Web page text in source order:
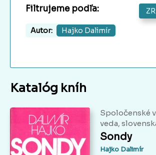
Filtrujeme podľa:
Autor: Hajko Dalimír
Katalóg kníh
Spoločenské
veda,
Sondy
Hajko Dalimír